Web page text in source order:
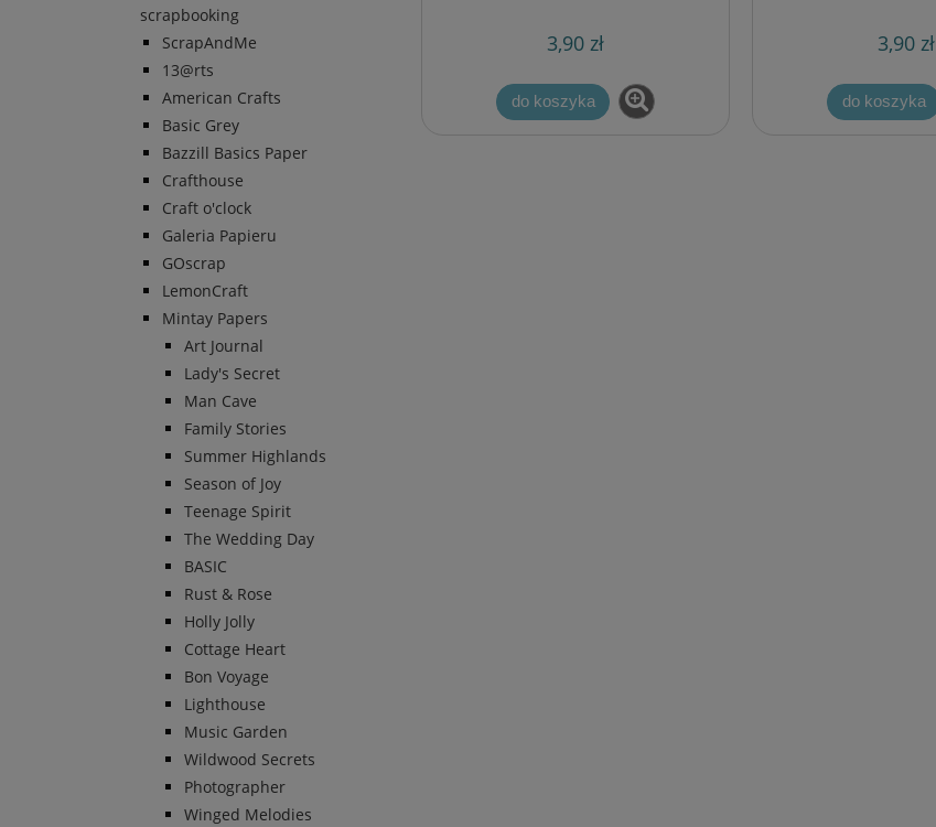
scrapbooking
ScrapAndMe
13@rts
American Crafts
Basic Grey
Bazzill Basics Paper
Crafthouse
Craft o'clock
Galeria Papieru
GOscrap
LemonCraft
Mintay Papers
Art Journal
Lady's Secret
Man Cave
Family Stories
Summer Highlands
Season of Joy
Teenage Spirit
The Wedding Day
BASIC
Rust & Rose
Holly Jolly
Cottage Heart
Bon Voyage
Lighthouse
Music Garden
Wildwood Secrets
Photographer
Winged Melodies
3,90 zł
do koszyka
3,90 zł
do koszyka